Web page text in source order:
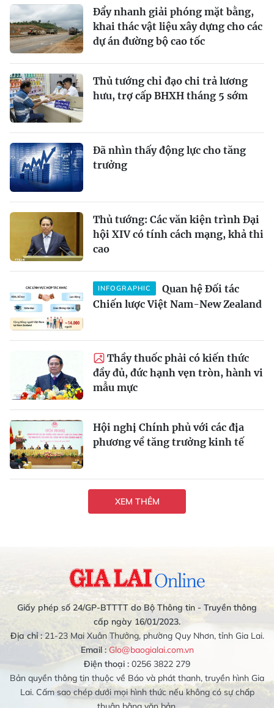
Đẩy nhanh giải phóng mặt bằng,
khai thác vật liệu xây dựng cho các
dự án đường bộ cao tốc
Thủ tướng chỉ đạo chi trả lương
hưu, trợ cấp BHXH tháng 5 sớm
Đã nhìn thấy động lực cho tăng
trưởng
Thủ tướng: Các văn kiện trình Đại
hội XIV có tính cách mạng, khả thi
cao
INFOGRAPHIC
Quan hệ Đối tác
Chiến lược Việt Nam-New Zealand
Thầy thuốc phải có kiến thức
đầy đủ, đức hạnh vẹn tròn, hành vi
mẫu mực
Hội nghị Chính phủ với các địa
phương về tăng trưởng kinh tế
XEM THÊM
Giấy phép số 24/GP-BTTTT do Bộ Thông tin - Truyền thông
cấp ngày 16/01/2023.
Địa chỉ :21-23 Mai Xuân Thưởng, phường Quy Nhơn, tỉnh Gia Lai.
Email : Glo@baogialai.com.vn
Điện thoại : 0256 3822 279
Bản quyền thông tin thuộc về Báo và phát thanh, truyền hình Gia
Lai. Cấm sao chép dưới mọi hình thức nếu không có sự chấp